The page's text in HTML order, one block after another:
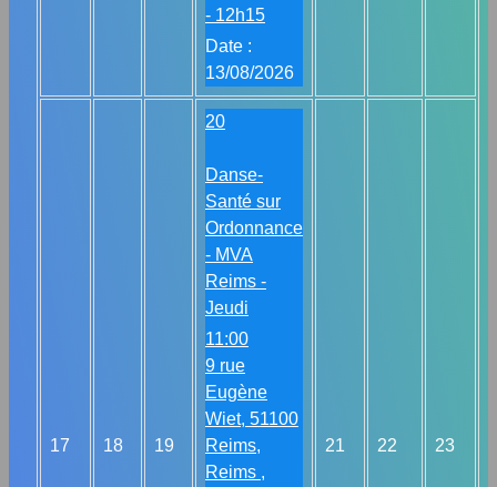
- 12h15
Date :
13/08/2026
17 18 19
20
Danse-
Santé sur
Ordonnance
- MVA
Reims -
Jeudi
11:00
9 rue
Eugène
Wiet, 51100
Reims,
Reims ,
21 22 23